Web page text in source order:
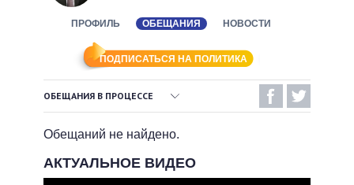
ОБЗОРЫ
ДАЙДЖЕСТЫ
ПРЕЗИДЕНТ И ОФИС
ВЕРХОВНАЯ РАДА
КАБИНЕТ МИНИСТРОВ
ГЛАВЫ ОБЛАДМИНИСТРАЦИЙ
ИНФОГРАФИКА
ВИДЕО
ПОДДЕРЖАТЬ
СРАВНЕНИЕ ПОЛИТИКОВ
ПРОФИЛЬ ОБЕЩАНИЯ НОВОСТИ
ПОДПИСАТЬСЯ НА ПОЛИТИКА
ОБЕЩАНИЯ В ПРОЦЕССЕ
ОБЕЩАНИЯ В ПРОЦЕССЕ
Обещаний не найдено.
АКТУАЛЬНОЕ ВИДЕО